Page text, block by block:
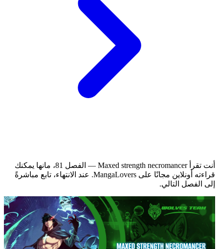
أنت تقرأ Maxed strength necromancer — الفصل 81، مانها يمكنك
قراءته أونلاين مجانًا على MangaLovers.
عند الانتهاء، تابع مباشرةً
إلى الفصل التالي.